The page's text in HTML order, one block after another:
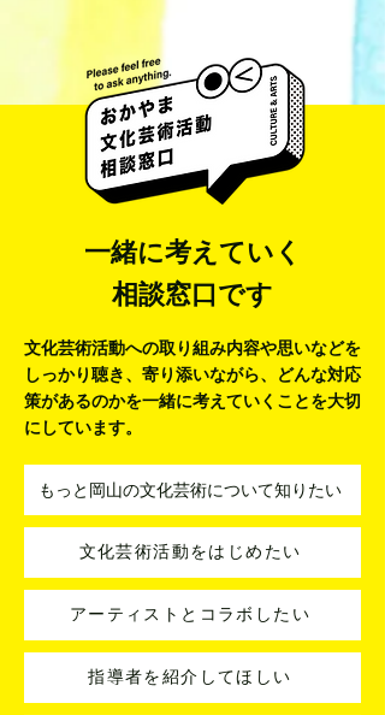
梅田彩香 Ayaka Umeda
文化芸術活動への取り組み内容や思いなどを
しっかり聴き、寄り添いながら、
どんな対応
策があるのかを一緒に考えていくことを大切
にしています。
アーティストとコラボしたい
もっと岡山の文化芸術について知りたい
文化芸術活動をはじめたい
指導者を紹介してほしい
一緒に考えていく
相談窓口です